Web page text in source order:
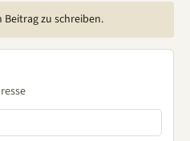
zu schreiben.